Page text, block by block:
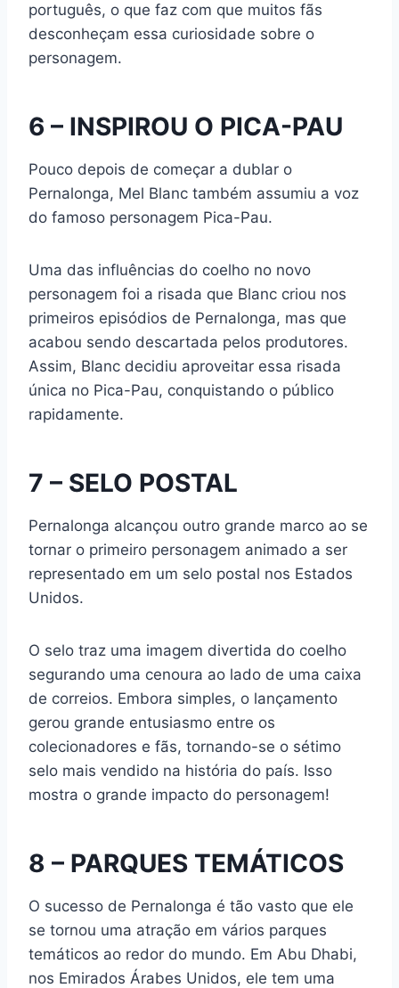
português, o que faz com que muitos fãs
desconheçam essa curiosidade sobre o
personagem.
6 – INSPIROU O PICA-PAU
Pouco depois de começar a dublar o
Pernalonga, Mel Blanc também assumiu a voz
do famoso personagem Pica-Pau.
Uma das influências do coelho no novo
personagem foi a risada que Blanc criou nos
primeiros episódios de Pernalonga, mas que
acabou sendo descartada pelos produtores.
Assim, Blanc decidiu aproveitar essa risada
única no Pica-Pau, conquistando o público
rapidamente.
7 – SELO POSTAL
Pernalonga alcançou outro grande marco ao se
tornar o primeiro personagem animado a ser
representado em um selo postal nos Estados
Unidos.
O selo traz uma imagem divertida do coelho
segurando uma cenoura ao lado de uma caixa
de correios. Embora simples, o lançamento
gerou grande entusiasmo entre os
colecionadores e fãs, tornando-se o sétimo
selo mais vendido na história do país. Isso
mostra o grande impacto do personagem!
8 – PARQUES TEMÁTICOS
O sucesso de Pernalonga é tão vasto que ele
se tornou uma atração em vários parques
temáticos ao redor do mundo. Em Abu Dhabi,
nos Emirados Árabes Unidos, ele tem uma